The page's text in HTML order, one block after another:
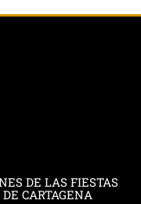
DE LAS FIESTAS
CARTAGENA